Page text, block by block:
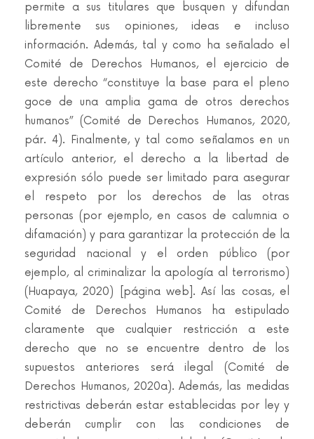
permite a sus titulares que busquen y difundan
libremente sus opiniones, ideas e incluso
información. Además, tal y como ha señalado el
Comité de Derechos Humanos, el ejercicio de
este derecho “constituye la base para el pleno
goce de una amplia gama de otros derechos
humanos” (Comité de Derechos Humanos, 2020,
pár. 4). Finalmente, y tal como señalamos en un
artículo anterior, el derecho a la libertad de
expresión sólo puede ser limitado para asegurar
el respeto por los derechos de las otras
personas (por ejemplo, en casos de calumnia o
difamación) y para garantizar la protección de la
seguridad nacional y el orden público (por
ejemplo, al criminalizar la apología al terrorismo)
(Huapaya, 2020) [página web]. Así las cosas, el
Comité de Derechos Humanos ha estipulado
claramente que cualquier restricción a este
derecho que no se encuentre dentro de los
supuestos anteriores será ilegal (Comité de
Derechos Humanos, 2020a). Además, las medidas
restrictivas deberán estar establecidas por ley y
deberán cumplir con las condiciones de